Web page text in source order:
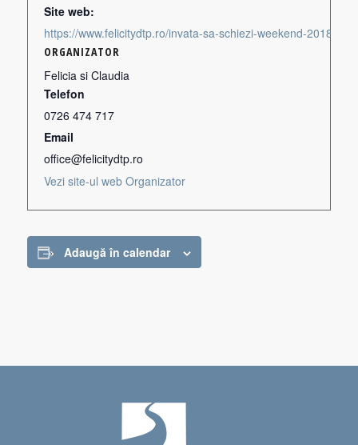
Site web:
https://www.felicitydtp.ro/invata-sa-schiezi-weekend-2018/
ORGANIZATOR
Felicia si Claudia
Telefon
0726 474 717
Email
office@felicitydtp.ro
Vezi site-ul web Organizator
Adaugă în calendar